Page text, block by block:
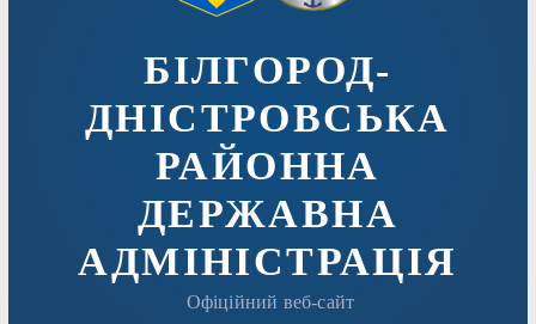
БІЛГОРОД-
ДНІСТРОВСЬКА
РАЙОННА
ДЕРЖАВНА
АДМІНІСТРАЦІЯ
Офіційний веб-сайт